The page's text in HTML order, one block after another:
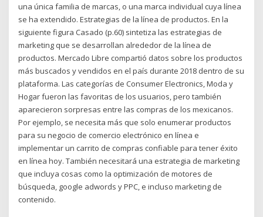
una única familia de marcas, o una marca individual cuya línea
se ha extendido. Estrategias de la línea de productos. En la
siguiente figura Casado (p.60) sintetiza las estrategias de
marketing que se desarrollan alrededor de la línea de
productos. Mercado Libre compartió datos sobre los productos
más buscados y vendidos en el país durante 2018 dentro de su
plataforma. Las categorías de Consumer Electronics, Moda y
Hogar fueron las favoritas de los usuarios, pero también
aparecieron sorpresas entre las compras de los mexicanos.
Por ejemplo, se necesita más que solo enumerar productos
para su negocio de comercio electrónico en línea e
implementar un carrito de compras confiable para tener éxito
en línea hoy. También necesitará una estrategia de marketing
que incluya cosas como la optimización de motores de
búsqueda, google adwords y PPC, e incluso marketing de
contenido.